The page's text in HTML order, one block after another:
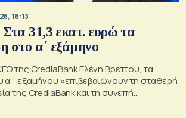
18:13
31,3 εκατ. ευρώ τα
στο α΄ εξάμηνο
της CrediaBank Ελένη Βρεττού, τα
α΄ εξαμήνου «επιβεβαιώνουν τη σταθερή
της CrediaBank και τη συνεπή
μας»